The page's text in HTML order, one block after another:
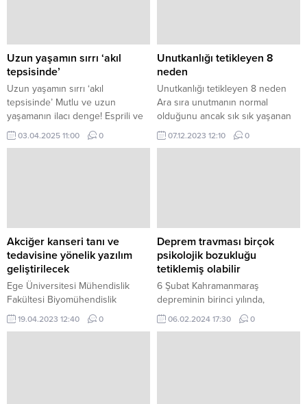
Uzun yaşamın sırrı ‘akıl
tepsisinde’
Uzun yaşamın sırrı ‘akıl
tepsisinde’ Mutlu ve uzun
yaşamanın ilacı denge! Esprili ve
olumlu bir yaşam tarzının uzun
yaşamla ilişkili olduğunu ifade
03.04.2025 11:00 0
Unutkanlığı tetikleyen 8
neden
Unutkanlığı tetikleyen 8 neden
Ara sıra unutmanın normal
olduğunu ancak sık sık yaşanan
unutkanlık probleminin sebebinin
mutlaka bir hekime başvurularak
07.12.2023 12:10 0
Akciğer kanseri tanı ve
tedavisine yönelik yazılım
geliştirilecek
Ege Üniversitesi Mühendislik
Fakültesi Biyomühendislik
Bölümü Dr.
19.04.2023 12:40 0
Deprem travması birçok
psikolojik bozukluğu
tetiklemiş olabilir
6 Şubat Kahramanmaraş
depreminin birinci yılında,
yaşanan travmanın etkilerini
değerlendiren Uzman Klinik
06.02.2024 17:30 0